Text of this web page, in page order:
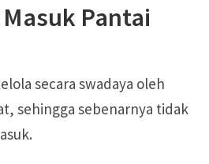
Pantai
secara swadaya oleh
sehingga sebenarnya tidak